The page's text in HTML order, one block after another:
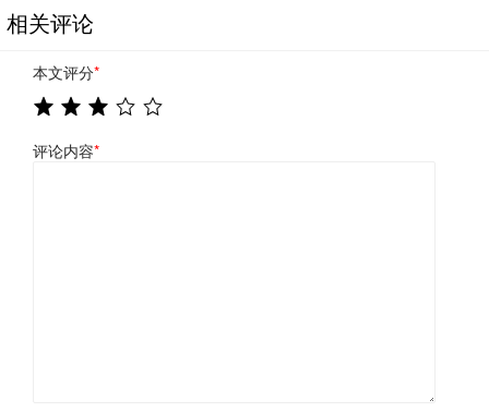
相关评论
本文评分*
评论内容*